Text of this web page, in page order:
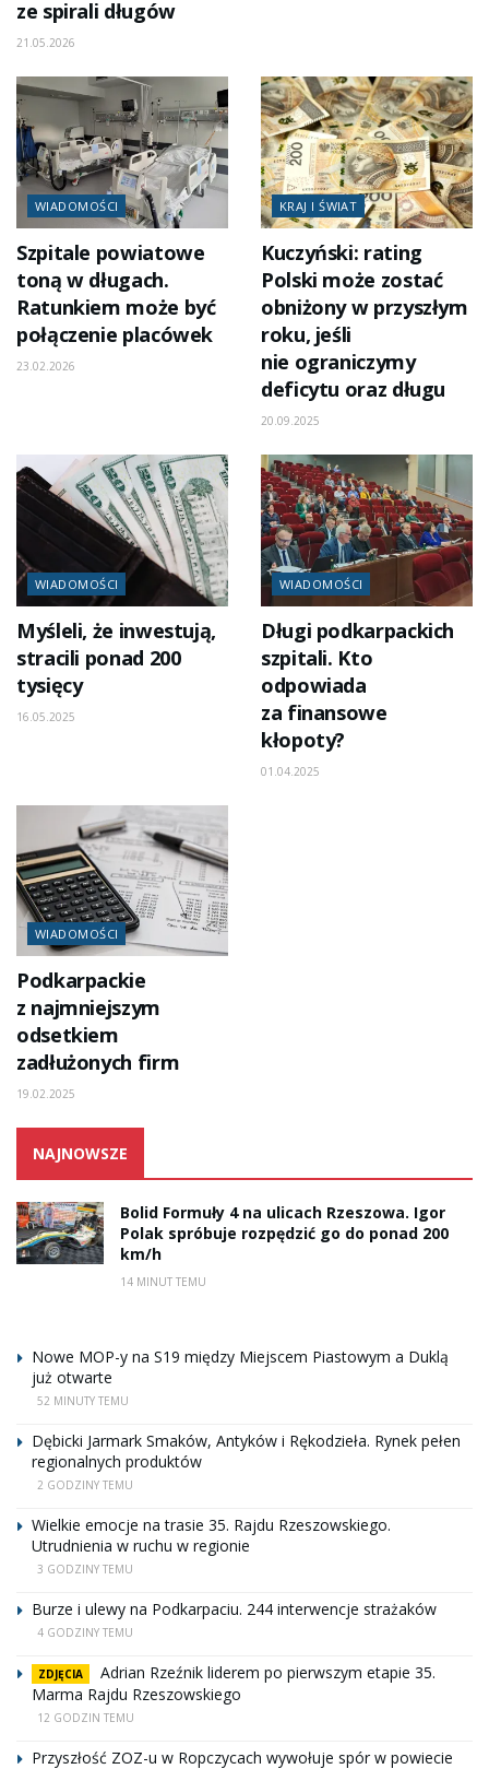
ze spirali długów
21.05.2026
WIADOMOŚCI
Szpitale powiatowe
toną w długach.
Ratunkiem może być
połączenie placówek
23.02.2026
KRAJ I ŚWIAT
Kuczyński: rating
Polski może zostać
obniżony w przyszłym
roku, jeśli
nie ograniczymy
deficytu oraz długu
20.09.2025
WIADOMOŚCI
Myśleli, że inwestują,
stracili ponad 200
tysięcy
16.05.2025
WIADOMOŚCI
Długi podkarpackich
szpitali. Kto
odpowiada
za finansowe
kłopoty?
01.04.2025
WIADOMOŚCI
Podkarpackie
z najmniejszym
odsetkiem
zadłużonych firm
19.02.2025
NAJNOWSZE
Bolid Formuły 4 na ulicach Rzeszowa. Igor
Polak spróbuje rozpędzić go do ponad 200
km/h
14 MINUT TEMU
Nowe MOP-y na S19 między Miejscem Piastowym a Duklą
już otwarte
52 MINUTY TEMU
Dębicki Jarmark Smaków, Antyków i Rękodzieła. Rynek pełen
regionalnych produktów
2 GODZINY TEMU
Wielkie emocje na trasie 35. Rajdu Rzeszowskiego.
Utrudnienia w ruchu w regionie
3 GODZINY TEMU
Burze i ulewy na Podkarpaciu. 244 interwencje strażaków
4 GODZINY TEMU
ZDJĘCIA
Adrian Rzeźnik liderem po pierwszym etapie 35.
Marma Rajdu Rzeszowskiego
12 GODZIN TEMU
Przyszłość ZOZ-u w Ropczycach wywołuje spór w powiecie